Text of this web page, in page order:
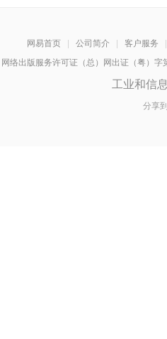
网易首页 | 公司简介 | 客户服务
|
网络出版服务许可证（总）网出证（粤）
工业和信
分享